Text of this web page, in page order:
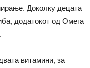
Доколку децата
додатокот од Омега
витамини, за